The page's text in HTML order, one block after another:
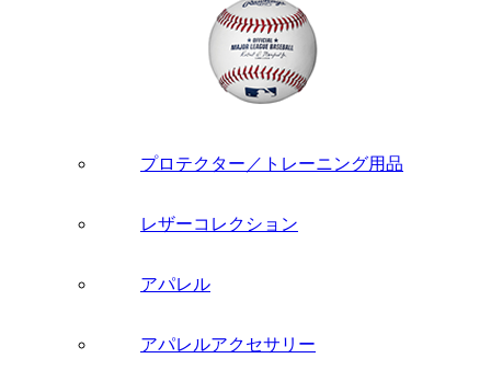
プロテクター／トレーニング用品
レザーコレクション
アパレル
アパレルアクセサリー